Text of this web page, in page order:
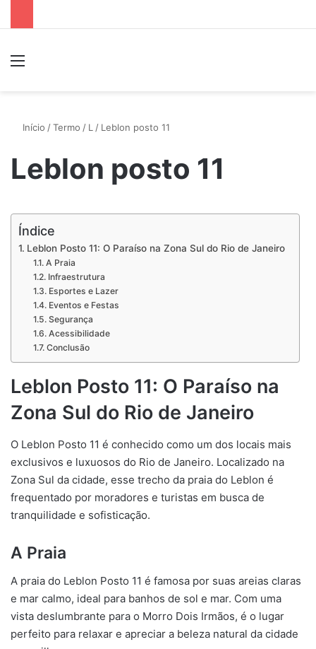
Início /Termo / L / Leblon posto 11
Leblon posto 11
Índice
Leblon Posto 11: O Paraíso na Zona Sul do Rio de Janeiro
A Praia
Infraestrutura
Esportes e Lazer
Eventos e Festas
Segurança
Acessibilidade
Conclusão
Leblon Posto 11: O Paraíso na
Zona Sul do Rio de Janeiro
O Leblon Posto 11 é conhecido como um dos locais mais
exclusivos e luxuosos do Rio de Janeiro. Localizado na
Zona Sul da cidade, esse trecho da praia do Leblon é
frequentado por moradores e turistas em busca de
tranquilidade e sofisticação.
A Praia
A praia do Leblon Posto 11 é famosa por suas areias claras
e mar calmo, ideal para banhos de sol e mar. Com uma
vista deslumbrante para o Morro Dois Irmãos, é o lugar
perfeito para relaxar e apreciar a beleza natural da cidade